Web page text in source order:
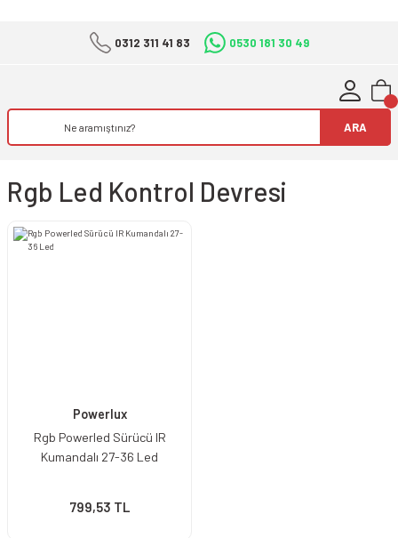
0312 311 41 83 0530 181 30 49
ARA
Rgb Led Kontrol Devresi
Powerlux
Rgb Powerled Sürücü IR
Kumandalı 27-36 Led
799,53 TL